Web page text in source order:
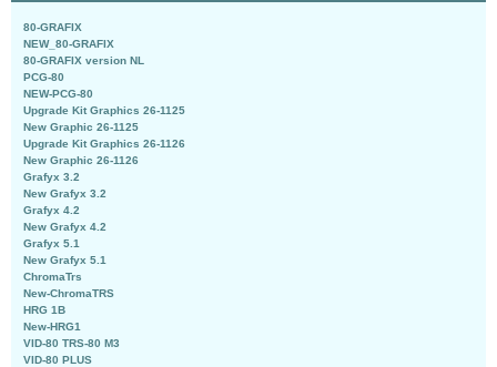
80-GRAFIX
NEW_80-GRAFIX
80-GRAFIX version NL
PCG-80
NEW-PCG-80
Upgrade Kit Graphics 26-1125
New Graphic 26-1125
Upgrade Kit Graphics 26-1126
New Graphic 26-1126
Grafyx 3.2
New Grafyx 3.2
Grafyx 4.2
New Grafyx 4.2
Grafyx 5.1
New Grafyx 5.1
ChromaTrs
New-ChromaTRS
HRG 1B
New-HRG1
VID-80 TRS-80 M3
VID-80 PLUS